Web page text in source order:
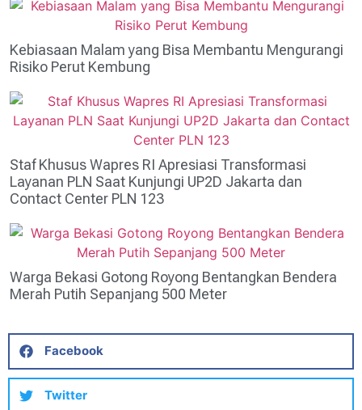
Kebiasaan Malam yang Bisa Membantu Mengurangi
Risiko Perut Kembung
Staf Khusus Wapres RI Apresiasi Transformasi
Layanan PLN Saat Kunjungi UP2D Jakarta dan
Contact Center PLN 123
Warga Bekasi Gotong Royong Bentangkan Bendera
Merah Putih Sepanjang 500 Meter
Facebook
Twitter